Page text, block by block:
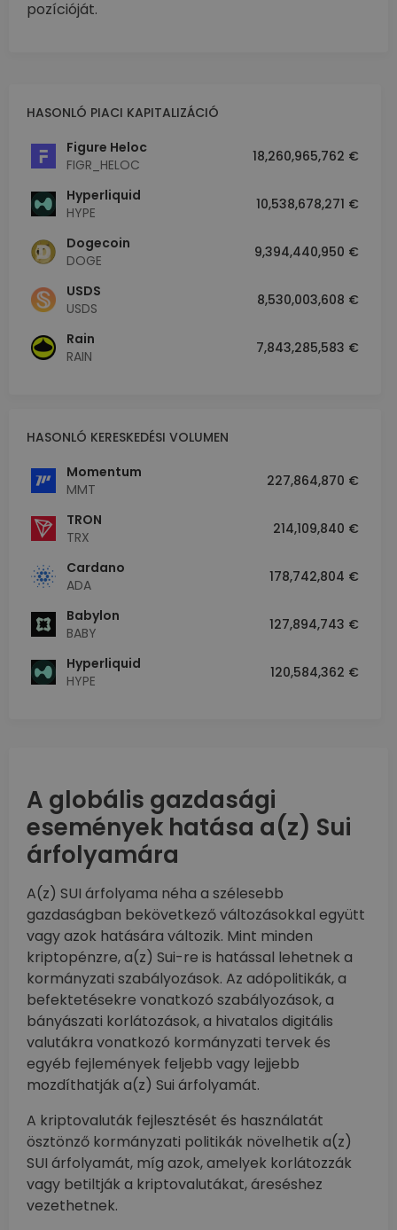
pozícióját.
HASONLÓ PIACI KAPITALIZÁCIÓ
Figure Heloc
FIGR_HELOC
18,260,965,762 €
Hyperliquid
HYPE
10,538,678,271 €
Dogecoin
DOGE
9,394,440,950 €
USDS
USDS
8,530,003,608 €
Rain
RAIN
7,843,285,583 €
HASONLÓ KERESKEDÉSI VOLUMEN
Momentum
MMT
227,864,870 €
TRON
TRX
214,109,840 €
Cardano
ADA
178,742,804 €
Babylon
BABY
127,894,743 €
Hyperliquid
HYPE
120,584,362 €
A globális gazdasági
események hatása a(z) Sui
árfolyamára
A(z) SUI árfolyama néha a szélesebb
gazdaságban bekövetkező változásokkal együtt
vagy azok hatására változik. Mint minden
kriptopénzre, a(z) Sui-re is hatással lehetnek a
kormányzati szabályozások. Az adópolitikák, a
befektetésekre vonatkozó szabályozások, a
bányászati korlátozások, a hivatalos digitális
valutákra vonatkozó kormányzati tervek és
egyéb fejlemények feljebb vagy lejjebb
mozdíthatják a(z) Sui árfolyamát.
A kriptovaluták fejlesztését és használatát
ösztönző kormányzati politikák növelhetik a(z)
SUI árfolyamát, míg azok, amelyek korlátozzák
vagy betiltják a kriptovalutákat, áreséshez
vezethetnek.